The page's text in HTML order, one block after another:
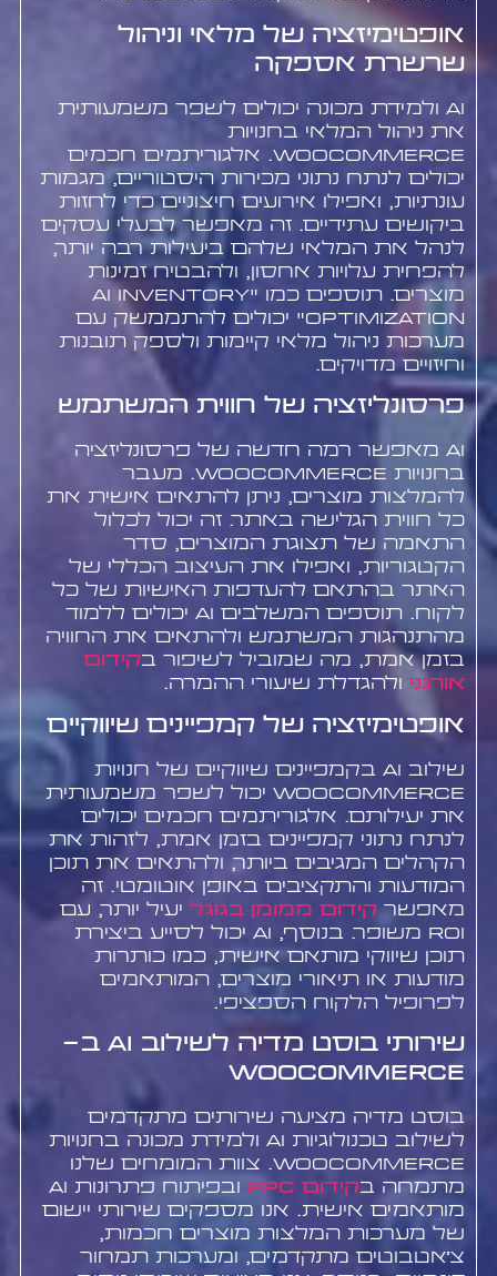
אופטימיזציה של מלאי וניהול
שרשרת אספקה
AI ולמידת מכונה יכולים לשפר משמעותית
את ניהול המלאי בחנויות
WooCommerce. אלגוריתמים חכמים
יכולים לנתח נתוני מכירות היסטוריים, מגמות
עונתיות, ואפילו אירועים חיצוניים כדי לחזות
ביקושים עתידיים. זה מאפשר לבעלי עסקים
לנהל את המלאי שלהם ביעילות רבה יותר,
להפחית עלויות אחסון, ולהבטיח זמינות
מוצרים. תוספים כמו "AI Inventory
Optimization" יכולים להתממשק עם
מערכות ניהול מלאי קיימות ולספק תובנות
וחיזויים מדויקים.
פרסונליזציה של חווית המשתמש
AI מאפשר רמה חדשה של פרסונליזציה
בחנויות WooCommerce. מעבר
להמלצות מוצרים, ניתן להתאים אישית את
כל חווית הגלישה באתר. זה יכול לכלול
התאמה של תצוגת המוצרים, סדר
הקטגוריות, ואפילו את העיצוב הכללי של
האתר בהתאם להעדפות האישיות של כל
לקוח. תוספים המשלבים AI יכולים ללמוד
מהתנהגות המשתמש ולהתאים את החוויה
בזמן אמת, מה שמוביל לשיפור בקידום
אורגני ולהגדלת שיעורי ההמרה.
אופטימיזציה של קמפיינים שיווקיים
שילוב AI בקמפיינים שיווקיים של חנויות
WooCommerce יכול לשפר משמעותית
את יעילותם. אלגוריתמים חכמים יכולים
לנתח נתוני קמפיינים בזמן אמת, לזהות את
הקהלים המגיבים ביותר, ולהתאים את תוכן
המודעות והתקציבים באופן אוטומטי. זה
מאפשר קידום ממומן בגוגליעיל יותר, עם
ROI משופר. בנוסף, AI יכול לסייע ביצירת
תוכן שיווקי מותאם אישית, כמו כותרות
מודעות או תיאורי מוצרים, המותאמים
לפרופיל הלקוח הספציפי.
שירותי בוסט מדיה לשילוב AI ב-
WooCommerce
בוסט מדיה מציעה שירותים מתקדמים
לשילוב טכנולוגיות AI ולמידת מכונה בחנויות
WooCommerce. צוות המומחים שלנו
מתמחה בקידום PPC
ובפיתוח פתרונות AI
מותאמים אישית. אנו מספקים שירותי יישום
של מערכות המלצות מוצרים חכמות,
צ'אטבוטים מתקדמים, ומערכות תמחור